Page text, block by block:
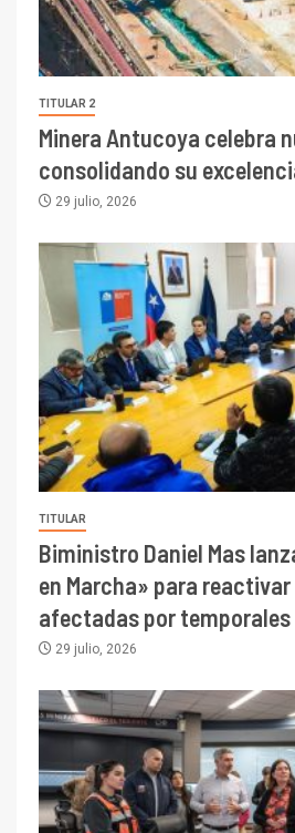
TITULAR 2
Minera Antucoya celebra
consolidando su
29 julio, 2026
TITULAR
Biministro Daniel Mas
en Marcha» para
afectadas por temporales
29 julio, 2026